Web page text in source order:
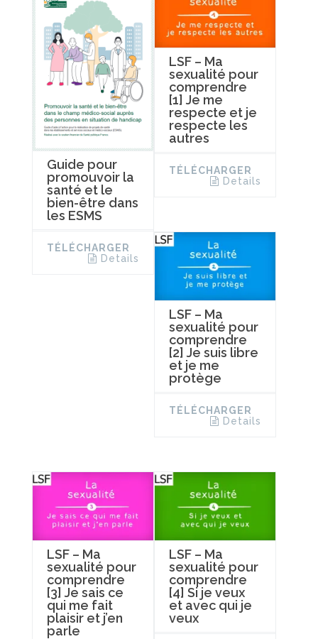
Guide pour
promouvoir la
santé et le
bien-être dans
les ESMS
TÉLÉCHARGER
Details
LSF – Ma
sexualité pour
comprendre
[1] Je me
respecte et je
respecte les
autres
TÉLÉCHARGER
Details
LSF – Ma
sexualité pour
comprendre
[2] Je suis libre
et je me
protège
TÉLÉCHARGER
Details
LSF – Ma
sexualité pour
comprendre
[3] Je sais ce
qui me fait
plaisir et j’en
parle
LSF – Ma
sexualité pour
comprendre
[4] Si je veux
et avec qui je
veux